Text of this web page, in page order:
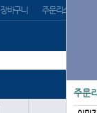
장바구니 주문리스트
주문